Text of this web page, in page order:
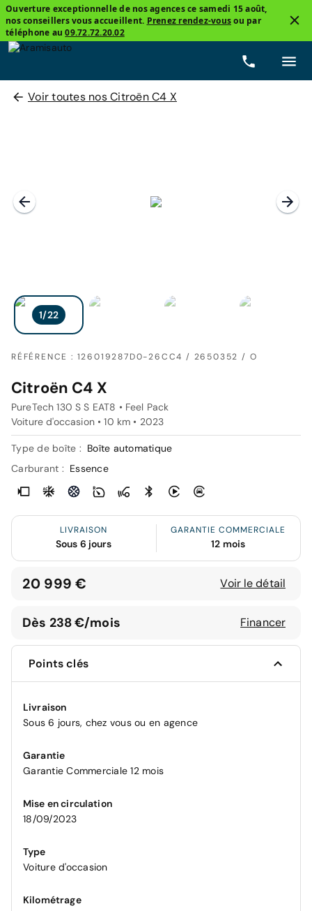
Ouverture exceptionnelle de nos agences ce samedi 15 août,
nos conseillers vous accueillent. Prenez rendez-vousou par
téléphone au09.72.72.20.02
Voir toutes nos Citroën C4 X
RÉFÉRENCE : 126019287D0-26CC4 / 2650352 / O
Citroën C4 X
PureTech 130 S S EAT8 • Feel Pack
Voiture d'occasion • 10 km • 2023
Type de boîte : Boîte automatique
Carburant : Essence
LIVRAISON
Sous 6 jours
GARANTIE COMMERCIALE
12 mois
20 999 € Voir le détail
Dès 238 €/mois Financer
Points clés
Livraison
Sous 6 jours, chez vous ou en agence
Garantie
Garantie Commerciale 12 mois
Mise en circulation
18/09/2023
Type
Voiture d'occasion
Kilométrage